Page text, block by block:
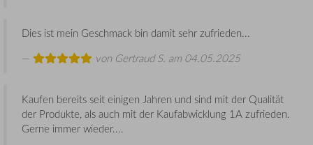
Dies ist mein Geschmack bin damit sehr zufrieden...
von Gertraud S. am 04.05.2025
Kaufen bereits seit einigen Jahren und sind mit der Qualität
der Produkte, als auch mit der Kaufabwicklung 1A zufrieden.
Gerne immer wieder....